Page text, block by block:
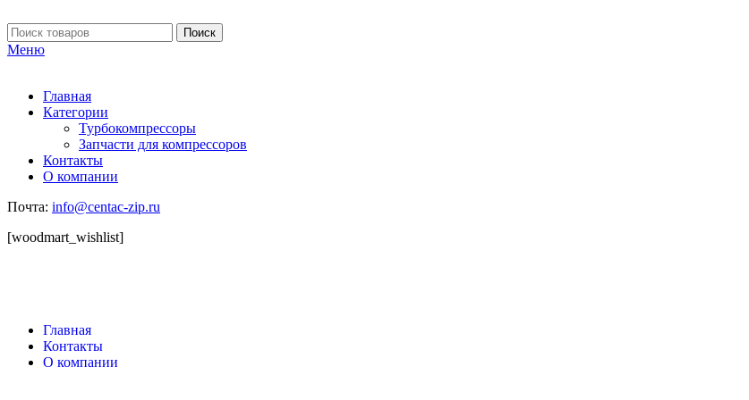
Поиск
Меню
Главная
Категории
Турбокомпрессоры
Запчасти для компрессоров
Контакты
О компании
Почта: info@centac-zip.ru
[woodmart_wishlist]
Главная
Контакты
О компании